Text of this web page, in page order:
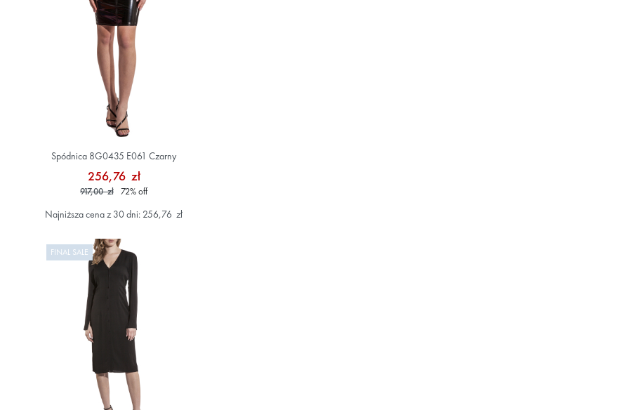
Spódnica 8G0435 E061 Czarny
256,76 zł
917,00 zł 72%off
Najniższa cena z 30 dni: 256,76 zł
FINAL SALE